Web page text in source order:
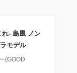
‐ 島風 ノン
モデル
(GOOD